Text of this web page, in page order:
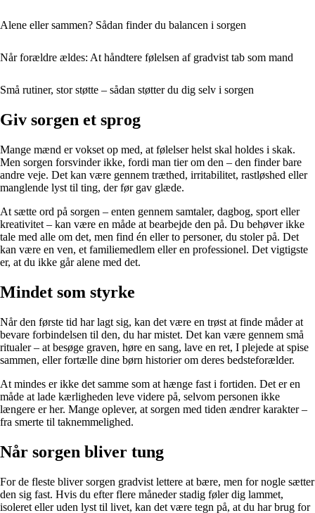
Alene eller sammen? Sådan finder du balancen i sorgen
Når forældre ældes: At håndtere følelsen af gradvist tab som mand
Små rutiner, stor støtte – sådan støtter du dig selv i sorgen
Giv sorgen et sprog
Mange mænd er vokset op med, at følelser helst skal holdes i skak.
Men sorgen forsvinder ikke, fordi man tier om den – den finder bare
andre veje. Det kan være gennem træthed, irritabilitet, rastløshed eller
manglende lyst til ting, der før gav glæde.
At sætte ord på sorgen – enten gennem samtaler, dagbog, sport eller
kreativitet – kan være en måde at bearbejde den på. Du behøver ikke
tale med alle om det, men find én eller to personer, du stoler på. Det
kan være en ven, et familiemedlem eller en professionel. Det vigtigste
er, at du ikke går alene med det.
Mindet som styrke
Når den første tid har lagt sig, kan det være en trøst at finde måder at
bevare forbindelsen til den, du har mistet. Det kan være gennem små
ritualer – at besøge graven, høre en sang, lave en ret, I plejede at spise
sammen, eller fortælle dine børn historier om deres bedsteforælder.
At mindes er ikke det samme som at hænge fast i fortiden. Det er en
måde at lade kærligheden leve videre på, selvom personen ikke
længere er her. Mange oplever, at sorgen med tiden ændrer karakter –
fra smerte til taknemmelighed.
Når sorgen bliver tung
For de fleste bliver sorgen gradvist lettere at bære, men for nogle sætter
den sig fast. Hvis du efter flere måneder stadig føler dig lammet,
isoleret eller uden lyst til livet, kan det være tegn på, at du har brug for